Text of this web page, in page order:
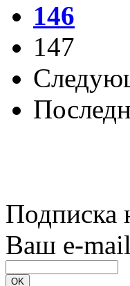
146
147
Подписка
Ваш e-